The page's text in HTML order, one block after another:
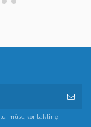
mūsų kontaktinę